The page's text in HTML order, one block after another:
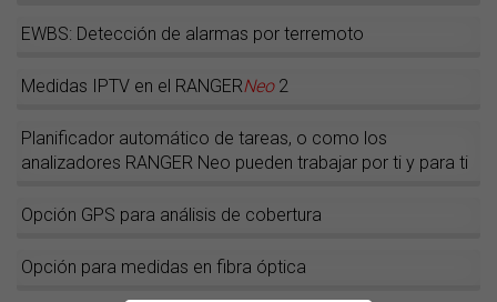
EWBS: Detección de alarmas por terremoto
Medidas IPTV en el RANGERNeo2
Planificador automático de tareas, o como los
analizadores RANGER Neo pueden trabajar por ti y para ti
Opción GPS para análisis de cobertura
Opción para medidas en fibra óptica